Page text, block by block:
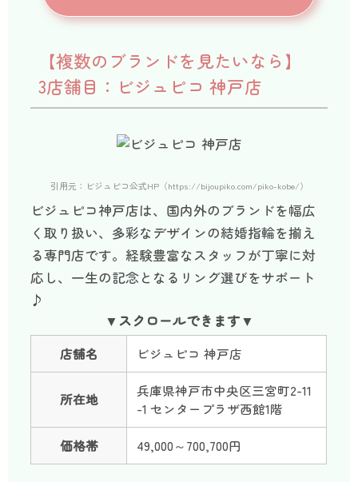
【複数のブランドを見たいなら】
3店舗目：ビジュピコ 神戸店
引用元：ビジュピコ公式HP（https://bijoupiko.com/piko-kobe/）
ビジュピコ神戸店は、国内外のブランドを幅広
く取り扱い、多彩なデザインの結婚指輪を揃え
る専門店です。経験豊富なスタッフが丁寧に対
応し、一生の記念となるリング選びをサポート
♪
店舗名 ビジュピコ 神戸店
所在地
兵庫県神戸市中央区三宮町2-11
-1 センタープラザ西館1階
価格帯 49,000～700,700円